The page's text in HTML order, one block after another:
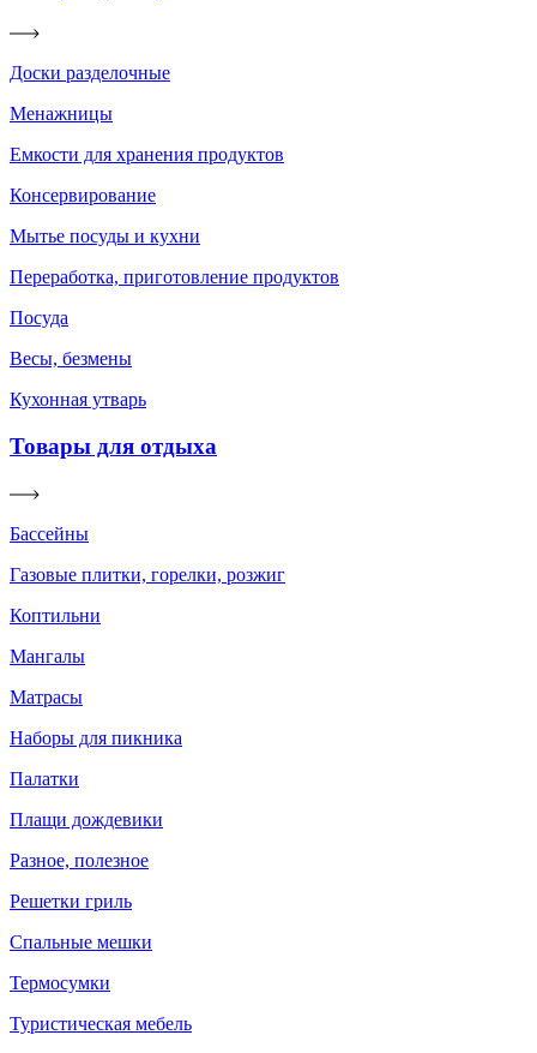
Доски разделочные
Менажницы
Емкости для хранения продуктов
Консервирование
Мытье посуды и кухни
Переработка, приготовление продуктов
Посуда
Весы, безмены
Кухонная утварь
Товары для отдыха
Бассейны
Газовые плитки, горелки, розжиг
Коптильни
Мангалы
Матрасы
Наборы для пикника
Палатки
Плащи дождевики
Разное, полезное
Решетки гриль
Спальные мешки
Термосумки
Туристическая мебель